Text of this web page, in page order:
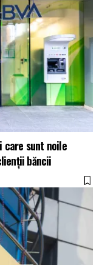
care sunt noile
băncii